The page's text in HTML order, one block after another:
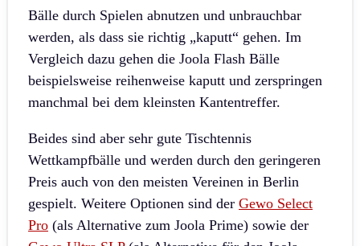
Bälle durch Spielen abnutzen und unbrauchbar
werden, als dass sie richtig „kaputt“ gehen. Im
Vergleich dazu gehen die Joola Flash Bälle
beispielsweise reihenweise kaputt und zerspringen
manchmal bei dem kleinsten Kantentreffer.
Beides sind aber sehr gute Tischtennis
Wettkampfbälle und werden durch den geringeren
Preis auch von den meisten Vereinen in Berlin
gespielt. Weitere Optionen sind der Gewo Select
Pro (als Alternative zum Joola Prime) sowie der